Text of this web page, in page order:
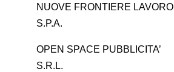
NUOVE FRONTIERE LAVORO
S.P.A.
OPEN SPACE PUBBLICITA’
S.R.L.